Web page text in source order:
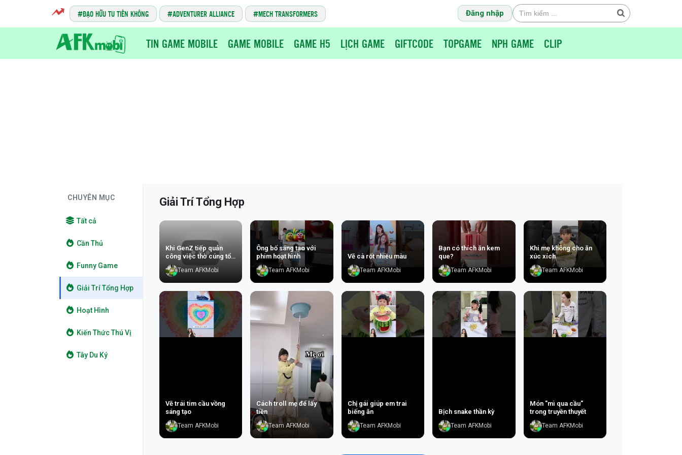
ĐẠO HỮU TU TIÊN KHÔNG ADVENTURER ALLIANCE MECH TRANSFORMERS Đăng nhập
TIN GAME MOBILE GAME MOBILE GAME H5 LỊCH GAME GIFTCODE TOPGAME NPH GAME CLIP
CHUYÊN MỤC
Tất cả
Cần Thủ
Funny Game
Giải Trí Tổng Hợp
Hoạt Hình
Kiến Thức Thú Vị
Tây Du Ký
Giải Trí Tổng Hợp
Khi GenZ tiếp quản
công việc thờ cúng tổ
tiên
Team AFKMobi
Ông bố sáng tạo với
phim hoạt hình
Team AFKMobi
Vẽ cà rốt nhiều màu
Team AFKMobi
Bạn có thích ăn kem
que?
Team AFKMobi
Khi mẹ không cho ăn
xúc xích
Team AFKMobi
Vẽ trái tim cầu vồng
sáng tạo
Team AFKMobi
Cách troll mẹ để lấy
tiền
Team AFKMobi
Chị gái giúp em trai
biếng ăn
Team AFKMobi
Bịch snake thần kỳ
Team AFKMobi
Món "mì qua cầu"
trong truyền thuyết
Team AFKMobi